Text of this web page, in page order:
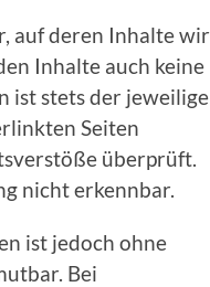
auf deren Inhalte wir
Inhalte auch keine
ist stets der jeweilige
Seiten
überprüft.
nicht erkennbar.
ist jedoch ohne
Bei